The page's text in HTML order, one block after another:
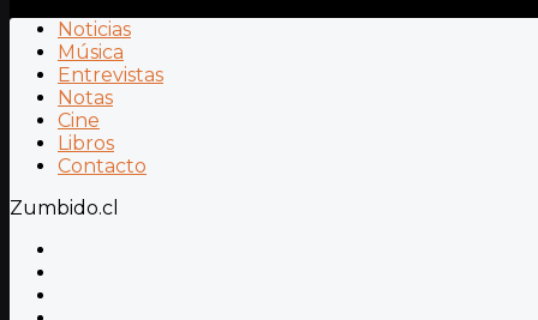
Noticias
Música
Entrevistas
Notas
Cine
Libros
Contacto
Zumbido.cl